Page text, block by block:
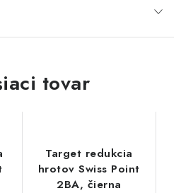
tovar
Target redukcia
hrotov Swiss Point
2BA, čierna